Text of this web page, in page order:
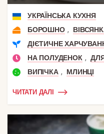
УКРАЇНСЬКА КУХНЯ
БОРОШНО ,
ДІЄТИЧНЕ
НА ПОЛУДЕНОК ,
ВИПІЧКА , МЛИНЦІ
ЧИТАТИ ДАЛІ